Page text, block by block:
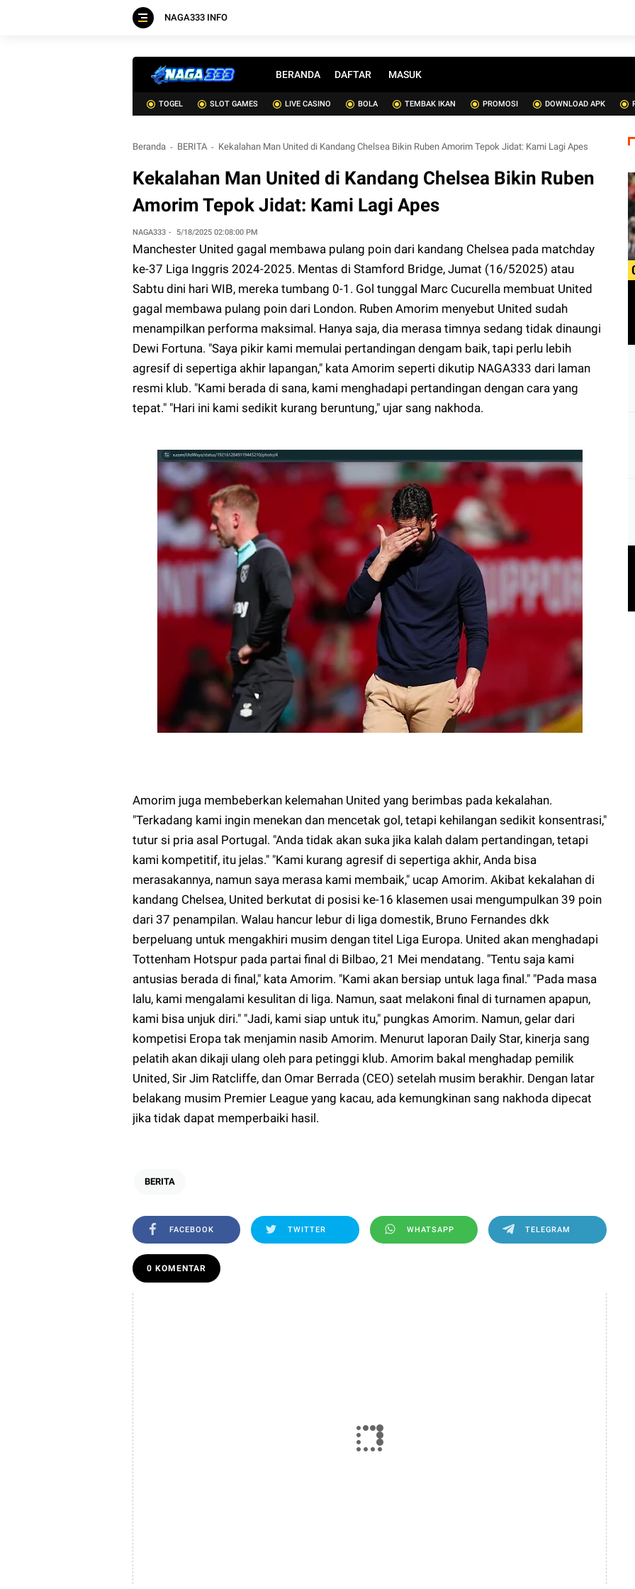
NAGA333 INFO
BERANDA DAFTAR MASUK
TOGEL SLOT GAMES LIVE CASINO BOLA TEMBAK IKAN PROMOSI DOWNLOAD APK
Beranda BERITA Kekalahan Man United di Kandang Chelsea Bikin Ruben Amorim Tepok Jidat: Kami Lagi Apes
Kekalahan Man United di Kandang Chelsea Bikin Ruben
Amorim Tepok Jidat: Kami Lagi Apes
NAGA333 5/18/2025 02:08:00 PM
Manchester United gagal membawa pulang poin dari kandang Chelsea pada matchday
ke-37 Liga Inggris 2024-2025. Mentas di Stamford Bridge, Jumat (16/52025) atau
Sabtu dini hari WIB, mereka tumbang 0-1. Gol tunggal Marc Cucurella membuat United
gagal membawa pulang poin dari London. Ruben Amorim menyebut United sudah
menampilkan performa maksimal. Hanya saja, dia merasa timnya sedang tidak dinaungi
Dewi Fortuna. "Saya pikir kami memulai pertandingan dengam baik, tapi perlu lebih
agresif di sepertiga akhir lapangan," kata Amorim seperti dikutip NAGA333 dari laman
resmi klub. "Kami berada di sana, kami menghadapi pertandingan dengan cara yang
tepat." "Hari ini kami sedikit kurang beruntung," ujar sang nakhoda.
Amorim juga membeberkan kelemahan United yang berimbas pada kekalahan.
"Terkadang kami ingin menekan dan mencetak gol, tetapi kehilangan sedikit konsentrasi,"
tutur si pria asal Portugal. "Anda tidak akan suka jika kalah dalam pertandingan, tetapi
kami kompetitif, itu jelas." "Kami kurang agresif di sepertiga akhir, Anda bisa
merasakannya, namun saya merasa kami membaik," ucap Amorim. Akibat kekalahan di
kandang Chelsea, United berkutat di posisi ke-16 klasemen usai mengumpulkan 39 poin
dari 37 penampilan. Walau hancur lebur di liga domestik, Bruno Fernandes dkk
berpeluang untuk mengakhiri musim dengan titel Liga Europa. United akan menghadapi
Tottenham Hotspur pada partai final di Bilbao, 21 Mei mendatang. "Tentu saja kami
antusias berada di final," kata Amorim. "Kami akan bersiap untuk laga final." "Pada masa
lalu, kami mengalami kesulitan di liga. Namun, saat melakoni final di turnamen apapun,
kami bisa unjuk diri." "Jadi, kami siap untuk itu," pungkas Amorim. Namun, gelar dari
kompetisi Eropa tak menjamin nasib Amorim. Menurut laporan Daily Star, kinerja sang
pelatih akan dikaji ulang oleh para petinggi klub. Amorim bakal menghadap pemilik
United, Sir Jim Ratcliffe, dan Omar Berrada (CEO) setelah musim berakhir. Dengan latar
belakang musim Premier League yang kacau, ada kemungkinan sang nakhoda dipecat
jika tidak dapat memperbaiki hasil.
BERITA
FACEBOOK TWITTER WHATSAPP TELEGRAM
0 KOMENTAR